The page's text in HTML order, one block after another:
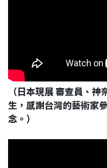
（日本現展 審查員、
生，感謝台灣的藝術家
念。）